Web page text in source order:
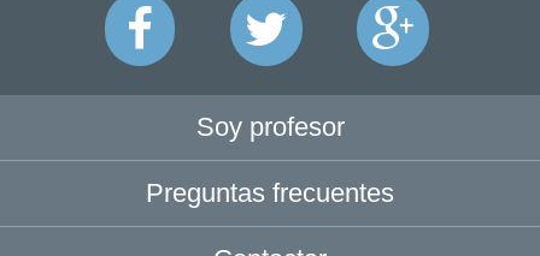
Soy profesor
Preguntas frecuentes